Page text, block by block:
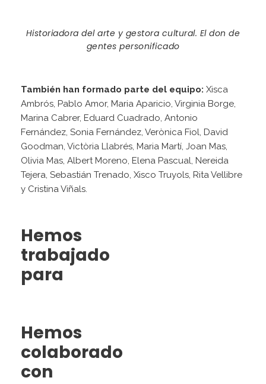
Historiadora del arte y gestora cultural. El don de
gentes personificado
También han formado parte del equipo: Xisca
Ambrós, Pablo Amor, Maria Aparicio, Virginia Borge,
Marina Cabrer, Eduard Cuadrado, Antonio
Fernández, Sonia Fernández, Verònica Fiol, David
Goodman, Victòria Llabrés, Maria Martí, Joan Mas,
Olivia Mas, Albert Moreno, Elena Pascual, Nereida
Tejera, Sebastián Trenado, Xisco Truyols, Rita Vellibre
y Cristina Viñals.
Hemos
trabajado
para
Hemos
colaborado
con